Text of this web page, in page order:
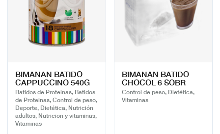
BIMANAN BATIDO
CAPPUCCINO 540G
Batidos de Proteinas, Batidos
de Proteinas, Control de peso,
Deporte, Dietética, Nutrición
adultos, Nutricion y vitaminas,
Vitaminas
BIMANAN BATIDO
CHOCOL 6 SOBR
Control de peso, Dietética,
Vitaminas